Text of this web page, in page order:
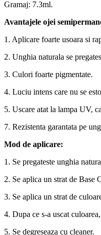
Gramaj: 7.3ml.
Avantajele ojei
1. Aplicare foarte usoara si
2. Unghia naturala se
3. Culori foarte pigmentate.
4. Luciu intens care nu se
5. Uscare atat la lampa UV,
7. Rezistenta garantata pe
Mod de aplicare:
1. Se pregateste unghia
2. Se aplica un strat de Base
3. Se aplica un strat de
4. Dupa ce s-a uscat
5. Se degreseaza cu cleaner.